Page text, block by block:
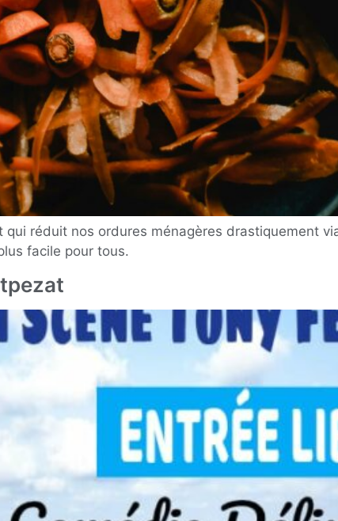
réduit nos ordures ménagères drastiquement
facile pour tous.